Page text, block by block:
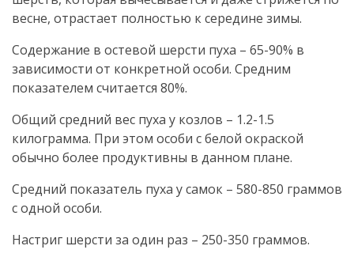
весне, отрастает полностью к середине зимы.
Содержание в остевой шерсти пуха – 65-90% в
зависимости от конкретной особи. Средним
показателем считается 80%.
Общий средний вес пуха у козлов – 1.2-1.5
килограмма. При этом особи с белой окраской
обычно более продуктивны в данном плане.
Средний показатель пуха у самок – 580-850 граммов
с одной особи.
Настриг шерсти за один раз – 250-350 граммов.